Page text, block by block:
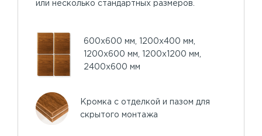
или несколько стандартных размеров.
600х600 мм, 1200х400 мм,
1200х600 мм, 1200х1200 мм,
2400х600 мм
Кромка с отделкой и пазом для
скрытого монтажа